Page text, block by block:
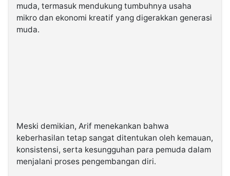
muda, termasuk mendukung tumbuhnya usaha
mikro dan ekonomi kreatif yang digerakkan generasi
muda.
Meski demikian, Arif menekankan bahwa
keberhasilan tetap sangat ditentukan oleh kemauan,
konsistensi, serta kesungguhan para pemuda dalam
menjalani proses pengembangan diri.